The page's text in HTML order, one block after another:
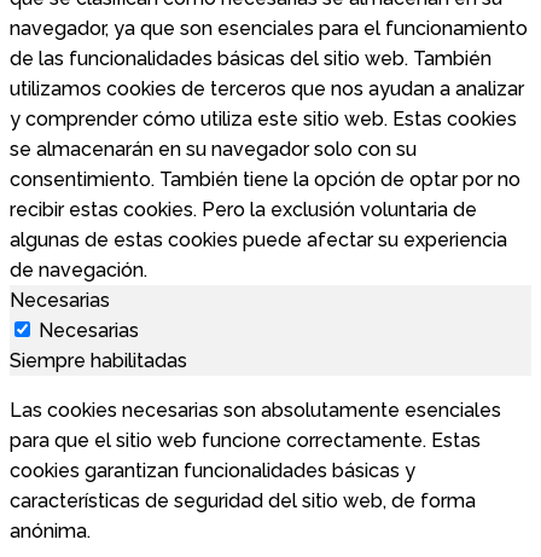
navegador, ya que son esenciales para el funcionamiento
de las funcionalidades básicas del sitio web. También
utilizamos cookies de terceros que nos ayudan a analizar
y comprender cómo utiliza este sitio web. Estas cookies
se almacenarán en su navegador solo con su
consentimiento. También tiene la opción de optar por no
recibir estas cookies. Pero la exclusión voluntaria de
algunas de estas cookies puede afectar su experiencia
de navegación.
Necesarias
Necesarias
Siempre habilitadas
Las cookies necesarias son absolutamente esenciales
para que el sitio web funcione correctamente. Estas
cookies garantizan funcionalidades básicas y
características de seguridad del sitio web, de forma
anónima.